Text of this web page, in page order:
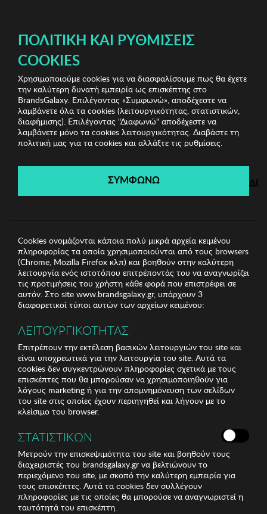
Home Accessories Είδη σπιτιού
Διακοσμητικό Zsa
Zsa Zsu
Home Accessories
Λήγει σε: 00ημέρες | 00ώρες 00λεπτά 00δευτ.
ΠΟΛΙΤΙΚΉ ΚΑΙ ΡΥΘΜΊΣΕΙΣ
COOKIES
Χρησιμοποιούμε cookies για να διασφαλίσουμε πως θα έχετε
την καλύτερη δυνατή εμπειρία ως επισκέπτης στο
BrandsGalaxy. Επιλέγοντας «Συμφωνώ», αποδέχεστε να
λαμβάνετε όλα τα cookies (λειτουργικότητας, στατιστικών,
διαφήμισης). Επιλέγοντας "Διαφωνώ" αποδέχεστε να
λαμβάνετε μόνο τα cookies λειτουργικότητας. Διαβάστε τη
πολιτική μας για τα cookies και αλλάξτε τις ρυθμίσεις.
ΣΥΜΦΩΝΩ
Cookies ονομάζονται κάποια πολύ μικρά αρχεία κειμένου
πληροφορίας τα οποία χρησιμοποιούνται από τους browsers
(Chrome, Mozilla Firefox κλπ) και βοηθούν στην καλύτερη
λειτουργία ενός ιστοτόπου επιτρέποντάς του να αναγνωρίζει
τις προτιμήσεις του χρήστη κάθε φορά που επιστρέφει σε
αυτόν. Στο site www.brandsgalaxy.gr, υπάρχουν 3
διαφορετικοί τύποι αυτών των αρχείων κειμένου:
ΛΕΙΤΟΥΡΓΙΚΟΤΗΤΑΣ
Επιτρέπουν την εκτέλεση βασικών λειτουργιών του site και
είναι υποχρεωτικά για την λειτουργία του site. Αυτά τα
cookies δεν συγκεντρώνουν πληροφορίες σχετικά με τους
επισκέπτες που θα μπορούσαν να χρησιμοποιηθούν για
λόγους marketing ή για την απομνημόνευση των σελίδων
του site στις οποίες έχουν περιηγηθεί και λήγουν με το
κλείσιμο του browser.
ΣΤΑΤΙΣΤΙΚΩΝ
Μετρούν την επισκεψιμότητα του site και βοηθούν τους
διαχειριστές του brandsgalaxy.gr να βελτιώνουν το
περιεχόμενο του site, με σκοπό την καλύτερη εμπειρία για
τους επισκέπτες. Αυτά τα cookies δεν συλλέγουν
πληροφορίες με τις οποίες θα μπορούσε να αναγνωριστεί η
ταυτότητά του επισκέπτη.